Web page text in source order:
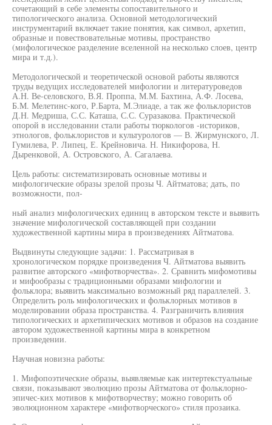
сочетающий в себе элементы сопоставительного и
типологического анализа. Основной методологический
инструментарий включает такие понятия, как символ, архетип,
образные и повествовательные мотивы, пространство
(мифологическое разделение вселенной на несколько слоев, центр
мира и т.д.).
Методологической и теоретической основой работы являются
труды ведущих исследователей мифологии и литературоведов
А.Н. Ве-селовского, В.Я. Проппа, М.М. Бахтина, А.Ф. Лосева,
Б.М. Мелетинс-кого, Р.Барта, М.Элиаде, а так же фольклористов
Д.Н. Медриша, С.С. Каташа, С.С. Суразакова. Практической
опорой в исследовании стали работы тюркологов -историков,
этнологов, фольклористов и культурологов — В. Жирмунского, Л.
Гумилева, Р. Липец, Е. Крейновича. Н. Никифорова, Н.
Дыренковой, А. Островского, А. Сагалаева.
Цель работы: систематизировать основные мотивы и
мифологические образы зрелой прозы Ч. Айтматова; дать, по
возможности, пол-
ный анализ мифологических единиц в авторском тексте и выявить
значение мифологической составляющей при создании
художественной картины мира в произведениях Айтматова.
Выдвинуты следующие задачи: 1. Рассматривая в
хронологическом порядке произведения Ч. Айтматова выявить
развитие авторского «мифотворчества». 2. Сравнить мифомотивы
и мифообразы с традиционными образами мифологии и
фольклора; выявить максимально возможный ряд параллелей. 3.
Определить роль мифологических и фольклорных мотивов в
моделировании образа пространства. 4. Разграничить влияния
типологических и архетипических мотивов и образов на создание
автором художественной картины мира в конкретном
произведении.
Научная новизна работы:
1. Мифопоэтические образы, выявляемые как интертекстуальные
связи, показывают эволюцию прозы Айтматова от фольклорно-
эпичес-ких мотивов к мифотворчеству; можно говорить об
эволюционном характере «мифотворческого» стиля прозаика.